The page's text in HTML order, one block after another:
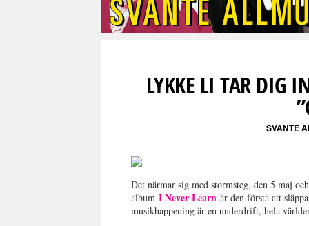
LYKKE LI TAR DIG
SVANTE
Det närmar sig med stormsteg, den 5 maj
albumI Never Learn är den första att
musikhappening är en underdrift, hela